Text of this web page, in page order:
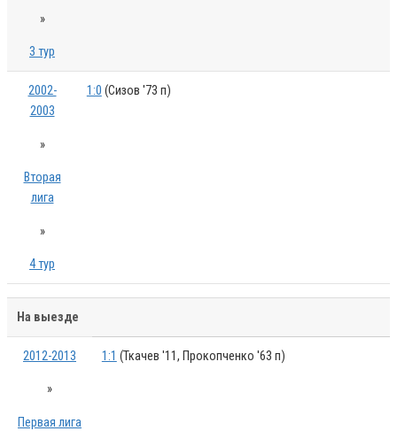
»
3 тур
2002-
2003
»
Вторая
лига
»
4 тур
1:0 (Сизов '73 п)
На выезде
2012-2013
»
Первая лига
1:1 (Ткачев '11, Прокопченко '63 п)